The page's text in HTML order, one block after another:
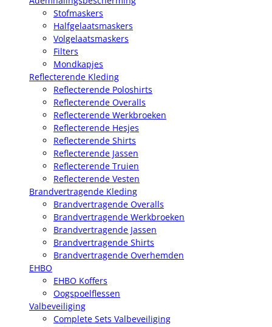
Stofmaskers
Halfgelaatsmaskers
Volgelaatsmaskers
Filters
Mondkapjes
Reflecterende Kleding
Reflecterende Poloshirts
Reflecterende Overalls
Reflecterende Werkbroeken
Reflecterende Hesjes
Reflecterende Shirts
Reflecterende Jassen
Reflecterende Truien
Reflecterende Vesten
Brandvertragende Kleding
Brandvertragende Overalls
Brandvertragende Werkbroeken
Brandvertragende Jassen
Brandvertragende Shirts
Brandvertragende Overhemden
EHBO
EHBO Koffers
Oogspoelflessen
Valbeveiliging
Complete Sets Valbeveiliging